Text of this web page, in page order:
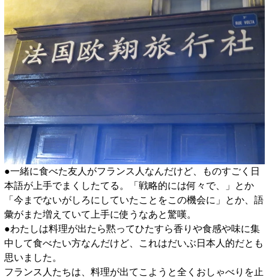
●一緒に食べた友人がフランス人なんだけど、ものすごく日
本語が上手でまくしたてる。「戦略的には何々で、」とか
「今までないがしろにしていたことをこの機会に」とか、語
彙がまた増えていて上手に使うなあと驚嘆。
●わたしは料理が出たら黙ってひたすら香りや食感や味に集
中して食べたい方なんだけど、これはだいぶ日本人的だとも
思いました。
フランス人たちは、料理が出てこようと全くおしゃべりを止